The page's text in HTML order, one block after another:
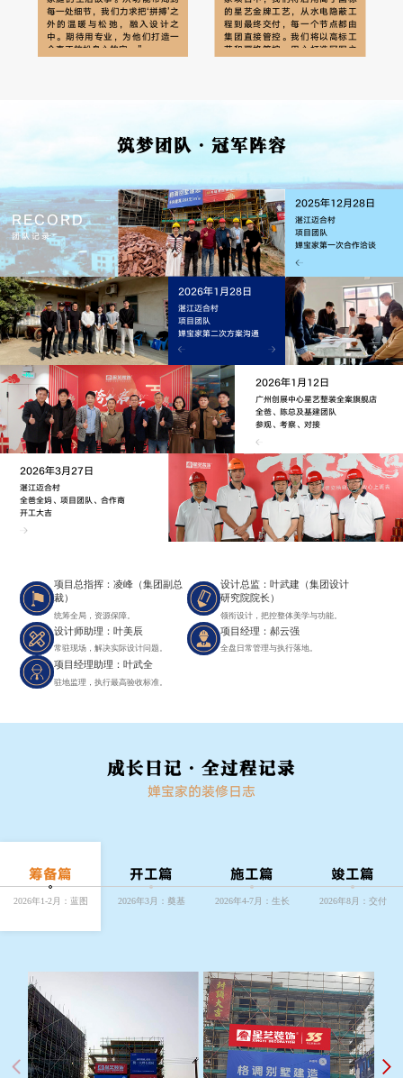
每一处细节，我们力求把‘拼搏’之
外的温暖与松弛，融入设计之
中。期待用专业，为他们打造一
个真正放松身心的家。”
的星艺金牌工艺，从水电隐蔽工
程到最终交付，每一个节点都由
集团直接管控。我们将以高标工
艺和严格管控，用心打造冠军之
筑梦团队·冠军阵容
RECORD
团队记录
2025年12月28日
湛江迈合村
项目团队
婵宝家第一次合作洽谈
2026年1月28日
湛江迈合村
项目团队
婵宝家第二次方案沟通
2026年1月12日
广州创展中心星艺整装全案旗舰店
全爸、陈总及基建团队
参观、考察、对接
2026年3月27日
湛江迈合村
全爸全妈、项目团队、合作商
开工大吉
项目总指挥：凌峰（集团副总
裁）
统筹全局，资源保障。
设计总监：叶武建（集团设计
研究院院长）
领衔设计，把控整体美学与功能。
设计师助理：叶美辰
常驻现场，解决实际设计问题。
项目经理：郝云强
全盘日常管理与执行落地。
项目经理助理：叶武全
驻地监理，执行最高验收标准。
成长日记·全过程记录
婵宝家的装修日志
筹备篇
2026年1-2月：蓝图
开工篇
2026年3月：奠基
施工篇
2026年4-7月：生长
竣工篇
2026年8月：交付